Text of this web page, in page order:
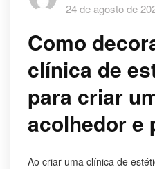
24 de agosto de
Como
clínica de
para criar
acolhedor e
Ao criar uma clínica de